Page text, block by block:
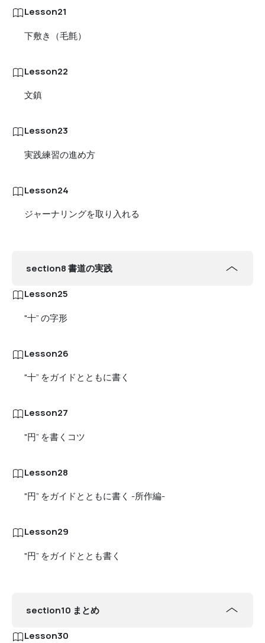
Lesson21
下敷き（毛氈）
Lesson22
文鎮
Lesson23
実践練習の進め方
Lesson24
ジャーナリングを取り入れる
section8 書道の実践
Lesson25
"十” の字形
Lesson26
"十” をガイドとともに書く
Lesson27
"円” を書くコツ
Lesson28
"円” をガイドとともに書く -所作編-
Lesson29
"円” をガイドととも書く
section10 まとめ
Lesson30